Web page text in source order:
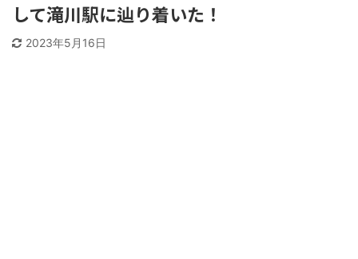
して滝川駅に辿り着いた！
2023年5月16日